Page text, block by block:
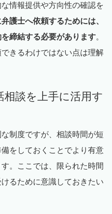
情報提供や方向性の確認を
護士へ依頼するためには、
締結する必要があります。
きるわけではない点は理解
相談を上手に活用す
制度ですが、相談時間が短
をしておくことでより有意
。ここでは、限られた時間
るために意識しておきたい